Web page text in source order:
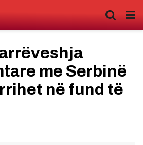
me Serbinë
në fund të